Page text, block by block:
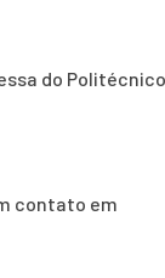
do
contato em